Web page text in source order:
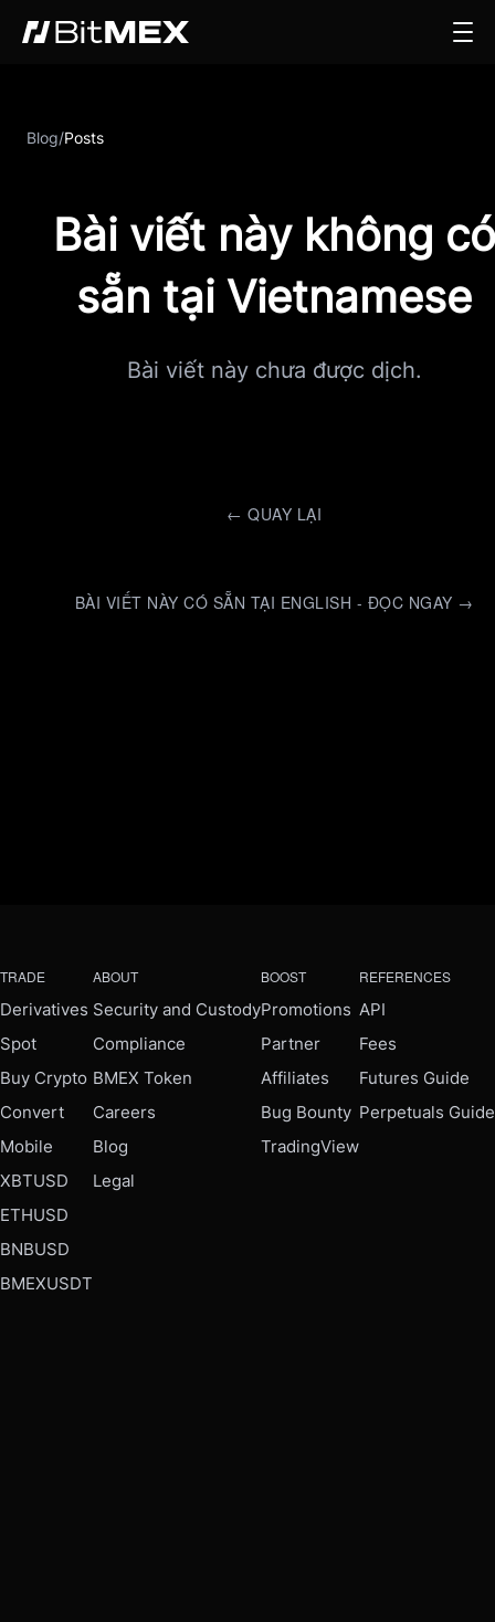
Blog/Posts
Bài viết này không có
sẵn tại Vietnamese
Bài viết này chưa được dịch.
← QUAY LẠI
BÀI VIẾT NÀY CÓ SẴN TẠI ENGLISH - ĐỌC NGAY →
TRADE
Derivatives
Spot
Buy Crypto
Convert
Mobile
XBTUSD
ETHUSD
BNBUSD
BMEXUSDT
ABOUT
Security and Custody
Compliance
BMEX Token
Careers
Blog
Legal
BOOST
Promotions
Partner
Affiliates
Bug Bounty
TradingView
REFERENCES
API
Fees
Futures Guide
Perpetuals Guide